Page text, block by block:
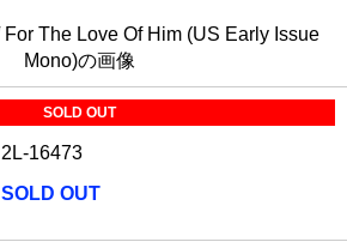
SOLD OUT
2L-16473
SOLD OUT